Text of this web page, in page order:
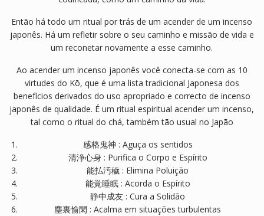
Então há todo um ritual por trás de um acender de um incenso
japonês. Há um refletir sobre o seu caminho e missão de vida e
um reconetar novamente a esse caminho.
Ao acender um incenso japonês você conecta-se com as 10
virtudes do Kō, que é uma lista tradicional Japonesa dos
benefícios derivados do uso apropriado e correcto de incenso
japonês de qualidade. É um ritual espiritual acender um incenso,
tal como o ritual do chá, também tão usual no Japão
感格鬼神 : Aguça os sentidos
清浄心身 : Purifica o Corpo e Espírito
能払汚穢 : Elimina Poluição
能覚睡眠 : Acorda o Espírito
静中成友 : Cura a Solidão
塵裏愉閑 : Acalma em situações turbulentas